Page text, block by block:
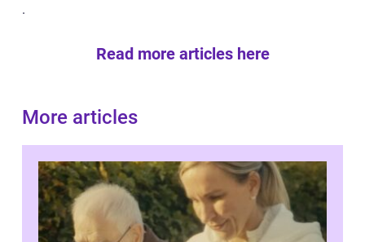
.
Read more articles here
More articles